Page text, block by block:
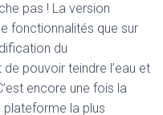
pas ! La version
fonctionnalités que sur
du
pouvoir teindre l’eau et
encore une fois la
la plus